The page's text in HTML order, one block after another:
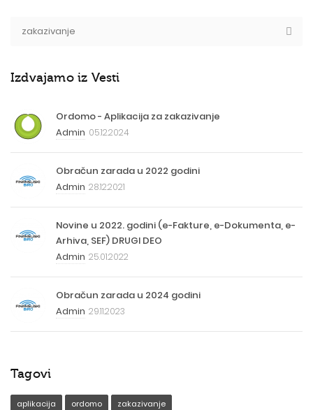
Izdvajamo iz Vesti
Ordomo - Aplikacija za zakazivanje
Admin 05.12.2024
Obračun zarada u 2022 godini
Admin 28.12.2021
Novine u 2022. godini (e-Fakture, e-Dokumenta, e-
Arhiva, SEF) DRUGI DEO
Admin 25.01.2022
Obračun zarada u 2024 godini
Admin 29.11.2023
Tagovi
aplikacija ordomo zakazivanje